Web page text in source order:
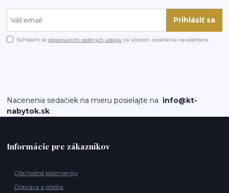
Prihlásiť sa
Súhlasím sospracovaním osobných údajov za účelom zasielania newslettera.
Nacenenia sedačiek na mieru posielajte na info@kt-
nabytok.sk
Informácie pre zákazníkov
Obchodné podmienky
Doprava a platba